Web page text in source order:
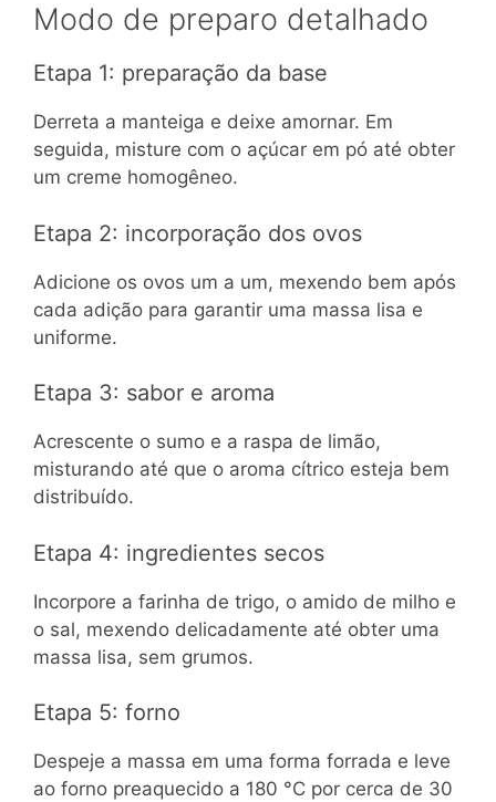
Modo de preparo detalhado
Etapa 1: preparação da base
Derreta a manteiga e deixe amornar. Em
seguida, misture com o açúcar em pó até obter
um creme homogêneo.
Etapa 2: incorporação dos ovos
Adicione os ovos um a um, mexendo bem após
cada adição para garantir uma massa lisa e
uniforme.
Etapa 3: sabor e aroma
Acrescente o sumo e a raspa de limão,
misturando até que o aroma cítrico esteja bem
distribuído.
Etapa 4: ingredientes secos
Incorpore a farinha de trigo, o amido de milho e
o sal, mexendo delicadamente até obter uma
massa lisa, sem grumos.
Etapa 5: forno
Despeje a massa em uma forma forrada e leve
ao forno preaquecido a 180 °C por cerca de 30